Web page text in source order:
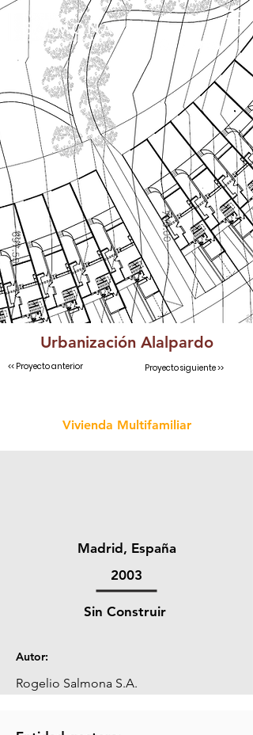
Urbanización Alalpardo
<< Proyecto anterior Proyecto siguiente >>
Vivienda Multifamiliar
Madrid, España
2003
Sin Construir
Autor:
Rogelio Salmona S.A.